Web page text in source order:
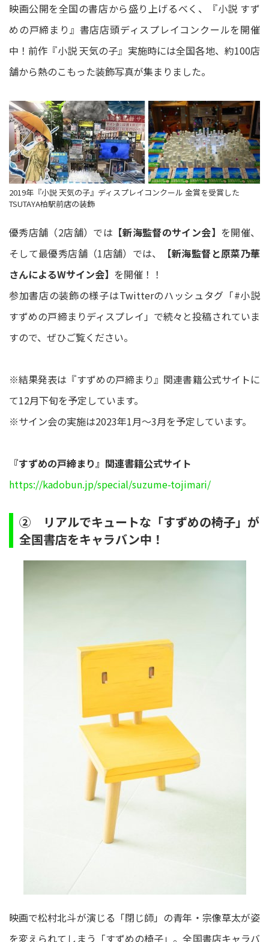
映画公開を全国の書店から盛り上げるべく、『小説 すず
めの戸締まり』書店店頭ディスプレイコンクールを開催
中！前作『小説 天気の子』実施時には全国各地、約100店
舗から熱のこもった装飾写真が集まりました。
2019年『小説 天気の子』ディスプレイコンクール 金賞を受賞した
TSUTAYA柏駅前店の装飾
優秀店舗（2店舗）では 【新海監督のサイン会】 を開催、
そして最優秀店舗（1店舗）では、
【新海監督と原菜乃華
さんによるWサイン会】 を開催！！
参加書店の装飾の様子はTwitterのハッシュタグ「#小説
すずめの戸締まりディスプレイ」で続々と投稿されていま
すので、ぜひご覧ください。
※結果発表は『すずめの戸締まり』関連書籍公式サイトに
て12月下旬を予定しています。
※サイン会の実施は2023年1月～3月を予定しています。
『すずめの戸締まり』関連書籍公式サイト
https://kadobun.jp/special/suzume-tojimari/
② リアルでキュートな「すずめの椅子」が
全国書店をキャラバン中！
映画で松村北斗が演じる「閉じ師」の青年・宗像草太が姿
を変えられてしまう「すずめの椅子」。全国書店キャラバ